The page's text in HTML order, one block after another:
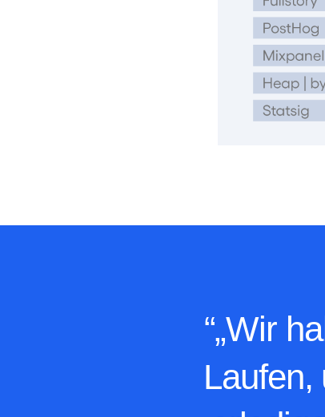
“„Wir